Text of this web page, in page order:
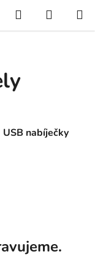
Hledat
KOŠÍK
USB nabíječky